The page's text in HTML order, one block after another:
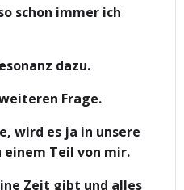
schon immer ich
dazu.
Frage.
wird es ja in unsere
Teil von mir.
Zeit gibt und alles